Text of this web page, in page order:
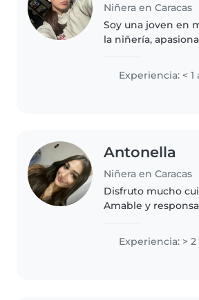
Niñera en Caracas
Soy una joven en
la niñería,
para trabajar con
pequeños y en
especialmente
Experiencia: < 1
Antonella
Niñera en Caracas
Disfruto mucho
Amable y
niños de la forma
y entretenida
Experiencia: > 2